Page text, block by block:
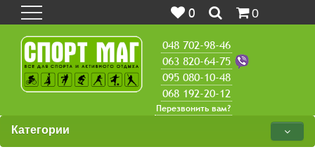
0 0
048 702-98-46
063 820-64-75
095 080-10-48
068 192-20-12
Перезвонить вам?
Категории